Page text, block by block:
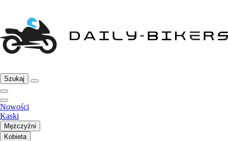
Szukaj
Nowości
Kaski
Mężczyźni
Kobieta